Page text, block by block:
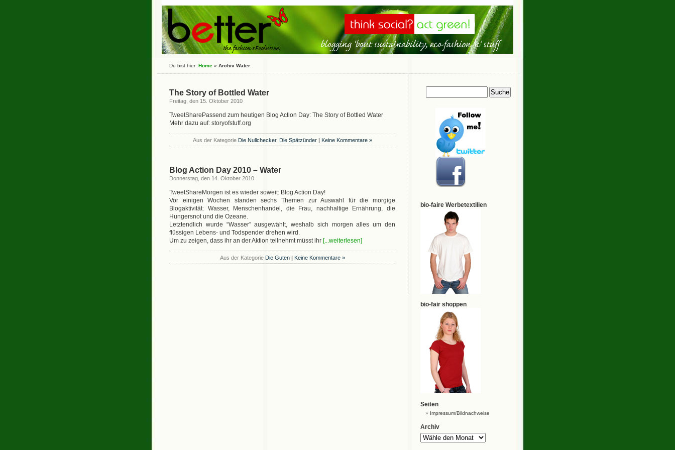
Du bist hier: Home » Archiv Water
The Story of Bottled Water
Freitag, den 15. Oktober 2010
TweetSharePassend zum heutigen Blog Action Day: The Story of Bottled Water
Mehr dazu auf: storyofstuff.org
Aus der Kategorie Die Nullchecker, Die Spätzünder | Keine Kommentare »
Blog Action Day 2010 – Water
Donnerstag, den 14. Oktober 2010
TweetShareMorgen ist es wieder soweit: Blog Action Day!
Vor einigen Wochen standen sechs Themen zur Auswahl für die morgige
Blogaktivität: Wasser, Menschenhandel, die Frau, nachhaltige Ernährung, die
Hungersnot und die Ozeane.
Letztendlich wurde “Wasser” ausgewählt, weshalb sich morgen alles um den
flüssigen Lebens- und Todspender drehen wird.
Um zu zeigen, dass ihr an der Aktion teilnehmt müsst ihr [...weiterlesen]
Aus der Kategorie Die Guten | Keine Kommentare »
bio-faire Werbetextilien
bio-fair shoppen
Seiten
Impressum/Bildnachweise
Archiv